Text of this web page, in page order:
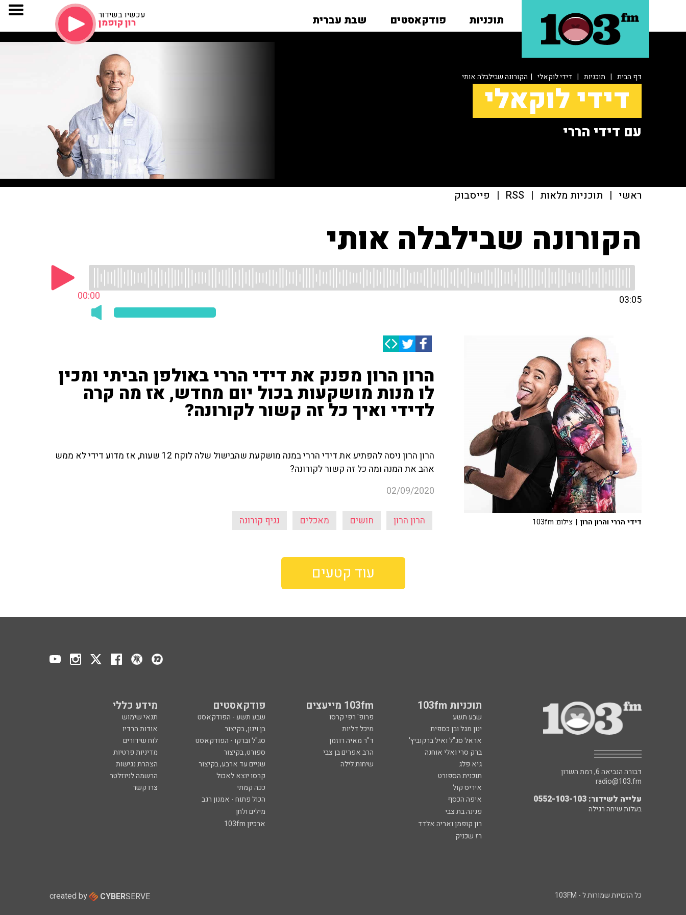
תוכניות פודקאסטים שבת עברית עכשיו בשידור
רון קופמן
דף הבית | תוכניות | דידי לוקאלי | הקורונה שבילבלה אותי
דידי לוקאלי
עם דידי הררי
ראשי | תוכניות מלאות |
RSS
| פייסבוק
הקורונה שבילבלה אותי
00:00 03:05
הרון הרון מפנק את דידי הררי באולפן הביתי ומכין
לו מנות מושקעות בכול יום מחדש, אז מה קרה
לדידי ואיך כל זה קשור לקורונה?
הרון הרון ניסה להפתיע את דידי הררי במנה מושקעת שהבישול שלה לוקח 12 שעות, אז מדוע דידי לא ממש
אהב את המנה ומה כל זה קשור לקורונה?
02/09/2020
הרון הרון חושים מאכלים נגיף קורונה דידי הררי והרון הרון | צילום: 103fm
עוד קטעים
תוכניות 103fm 103fm מייעצים פודקאסטים מידע כללי
שבע תשע פרופ' רפי קרסו שבע תשע - הפודקאסט
תנאי שימוש
ינון מגל ובן כספית
מיכל דליות בן וינון, בקיצור
אודות הרדיו
אראל סג"ל ואיל ברקוביץ'
ד"ר מאיה רוזמן סג"ל וברקו - הפודקאסט
לוח שידורים
ברק סרי ואלי אוחנה
הרב אפרים בן צבי ספורט, בקיצור
מדיניות פרטיות
גיא פלג
שיחות לילה שניים עד ארבע, בקיצור
הצהרת נגישות
תוכנית הספורט
קרסו יוצא לאכול
הרשמה לניוזלטר
איריס קול
ככה קמתי
צרו קשר
איפה הכסף
הכול פתוח - אמנון רגב
פנינה בת צבי
מילים ולחן
רון קופמן ואריה אלדד
ארכיון 103fm
רז שכניק
דבורה הנביאה 6, רמת השרון
radio@103.fm
עלייה לשידור: 0552-103-103
בעלות שיחה רגילה
כל הזכויות שמורות ל - 103FM created by CYBERSERVE